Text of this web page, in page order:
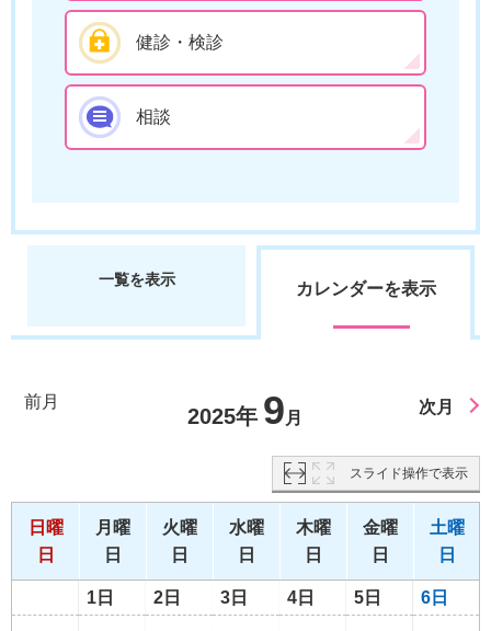
健診・検診
相談
一覧を表示 カレンダーを表示
前月
2025年 9 月
次月
スライド操作で表示
日曜
日
月曜
日
火曜
日
水曜
日
木曜
日
金曜
日
土曜
日
1日 2日 3日 4日 5日 6日